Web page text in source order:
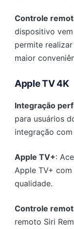
Controle
dispositivo
permite
maior
Apple TV 4K
Integração
para usuários
integração com
Apple TV+:
Apple TV+
qualidade.
Controle
remoto Siri